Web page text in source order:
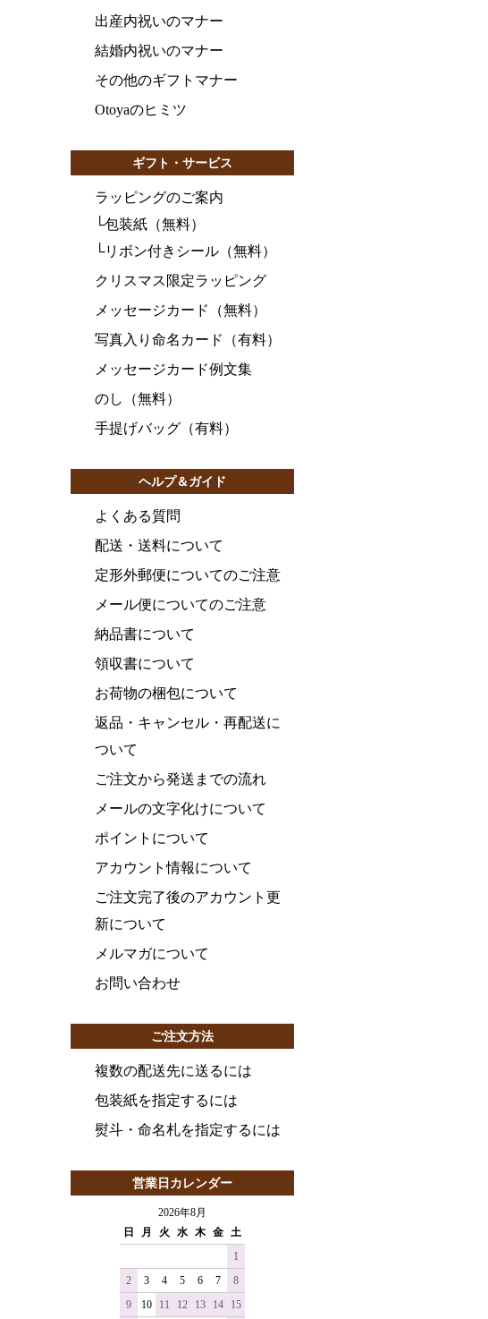
出産内祝いのマナー
結婚内祝いのマナー
その他のギフトマナー
Otoyaのヒミツ
ギフト・サービス
ラッピングのご案内
└包装紙（無料）
└リボン付きシール（無料）
クリスマス限定ラッピング
メッセージカード（無料）
写真入り命名カード（有料）
メッセージカード例文集
のし（無料）
手提げバッグ（有料）
ヘルプ＆ガイド
よくある質問
配送・送料について
定形外郵便についてのご注意
メール便についてのご注意
納品書について
領収書について
お荷物の梱包について
返品・キャンセル・再配送に
ついて
ご注文から発送までの流れ
メールの文字化けについて
ポイントについて
アカウント情報について
ご注文完了後のアカウント更
新について
メルマガについて
お問い合わせ
ご注文方法
複数の配送先に送るには
包装紙を指定するには
熨斗・命名札を指定するには
営業日カレンダー
2026年8月
日
月 火 水 木 金 土
1
2
3 4 5 6 7
8
9
10 11 12 13 14 15